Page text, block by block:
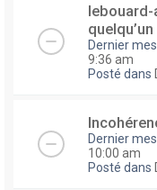
Dernier
9:36 am
Posté dans
Dernier
10:00 am
Posté dans